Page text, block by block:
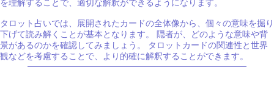
を理解することで、適切な解釈ができるようになります。
タロット占いでは、展開されたカードの全体像から、個々の意味を掘り
下げて読み解くことが基本となります。 隠者が、どのような意味や背
景があるのかを確認してみましょう。 タロットカードの関連性と世界
観などを考慮することで、より的確に解釈することができます。